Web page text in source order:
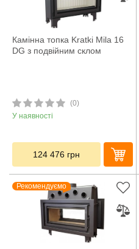
Камінна топка Kratki Mila 16
DG з подвійним склом
(0)
У наявності
124 476 грн
Рекомендуємо